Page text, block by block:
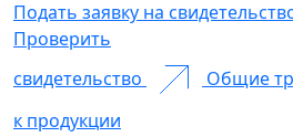
Подать заявку на
Проверить
свидетельство
Общие
к продукции